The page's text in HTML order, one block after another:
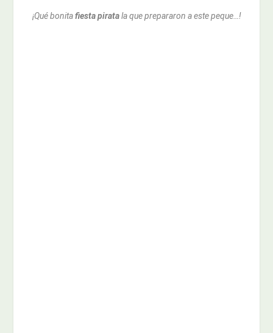
¡Qué bonitafiesta piratala que prepararon a este peque…!